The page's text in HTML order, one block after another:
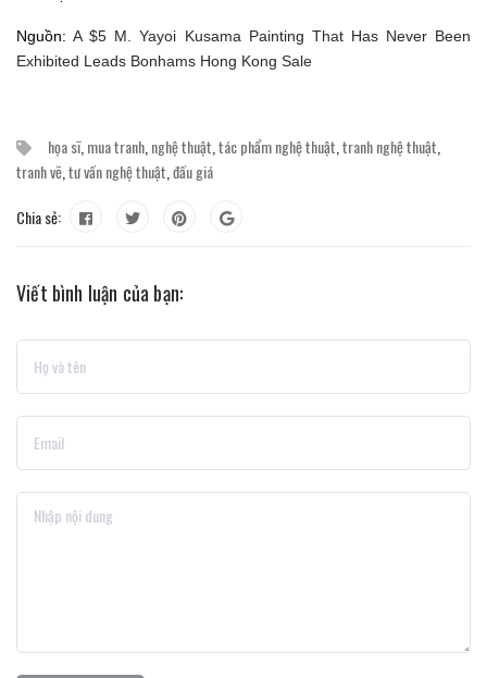
Nguồn:A $5 M. Yayoi Kusama Painting That Has Never Been
Exhibited Leads Bonhams Hong Kong Sale
họa sĩ, mua tranh nghệ thuật tác phẩm nghệ thuật tranh nghệ thuật
tranh vẽ tư vấn nghệ thuật đấu giá
Chia sẻ:
Viết bình luận của bạn: